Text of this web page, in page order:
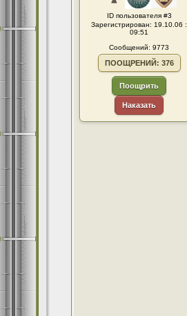
ID пользователя #3
Зарегистрирован: 19.10.06 :
09:51
Сообщений: 9773
ПООЩРЕНИЙ: 376
Поощрить
Наказать